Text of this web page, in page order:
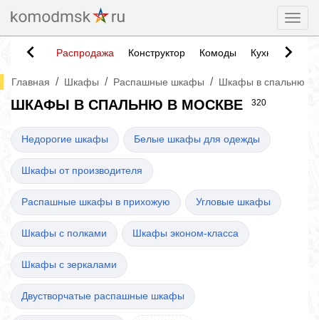
Распродажа Конструктор Комоды Кухни
Главная / Шкафы / Распашные шкафы / Шкафы в спальню
ШКАФЫ В СПАЛЬНЮ В МОСКВЕ 320
Недорогие шкафы Белые шкафы для одежды
Шкафы от производителя
Распашные шкафы в прихожую Угловые шкафы
Шкафы с полками Шкафы эконом-класса
Шкафы с зеркалами
Двустворчатые распашные шкафы